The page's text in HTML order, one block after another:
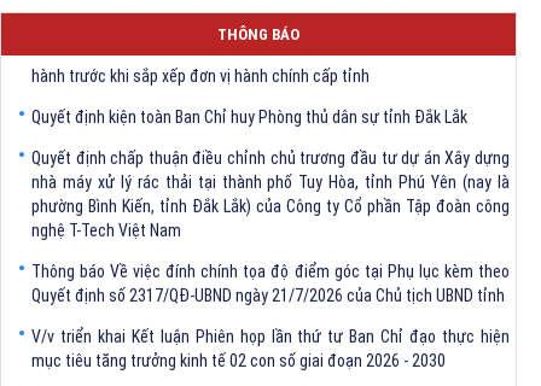
THÔNG BÁO
lĩnh vực khoa học và công nghệ do Ủy ban nhân dân tỉnh Đắk Lắk ban
hành trước khi sắp xếp đơn vị hành chính cấp tỉnh
Quyết định kiện toàn Ban Chỉ huy Phòng thủ dân sự tỉnh Đắk Lắk
Quyết định chấp thuận điều chỉnh chủ trương đầu tư dự án Xây dựng
phường Bình Kiến, tỉnh Đắk Lắk) của Công ty Cổ phần Tập đoàn công
nghệ T-Tech Việt Nam
Thông báo Về việc đính chính tọa độ điểm góc tại Phụ lục kèm theo
V/v triển khai Kết luận Phiên họp lần thứ tư Ban Chỉ đạo thực hiện
Quyết định Về việc bãi bỏ một số văn bảng quy phạm pháp luật trong